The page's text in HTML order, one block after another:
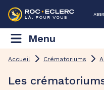
Menu
Accueil Crématoriums
Les